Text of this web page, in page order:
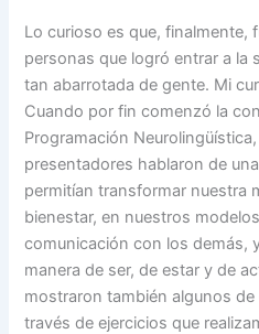
Lo curioso es que, finalmente,
personas que logró entrar a la
tan abarrotada de gente. Mi
Cuando por fin comenzó la
Programación
presentadores hablaron de
permitían transformar nuestra
bienestar, en nuestros
comunicación con los demás,
manera de ser, de estar y de
mostraron también algunos
través de ejercicios que